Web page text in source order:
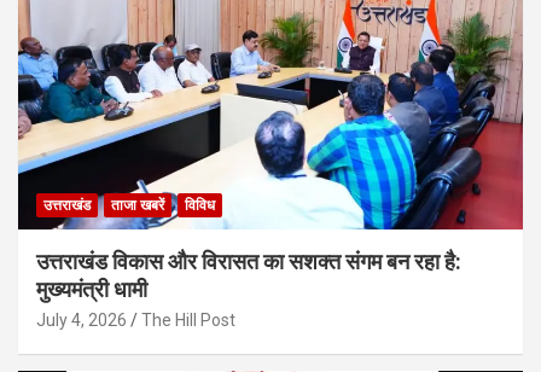
उत्तराखंड ताजा खबरें विविध
उत्तराखंड विकास और विरासत का सशक्त संगम बन रहा है:
मुख्यमंत्री धामी
July 4, 2026 The Hill Post